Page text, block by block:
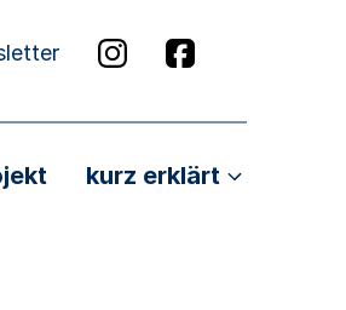
kurz erklärt